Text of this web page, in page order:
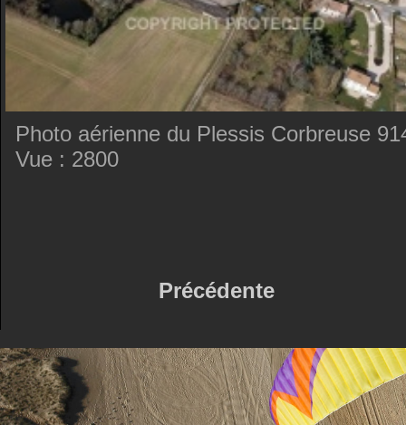
Photo aérienne du Plessis Corbreuse
Vue : 2800
Précédente